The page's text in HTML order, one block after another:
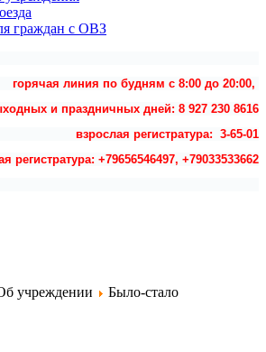
граждан с ОВЗ
горячая линия по будням с 8:00 до 20:00,
и праздничных дней: 8 927 230 8616
взрослая регистратура: 3-65-01
регистратура: +79656546497, +79033533662
учреждении Было-стало